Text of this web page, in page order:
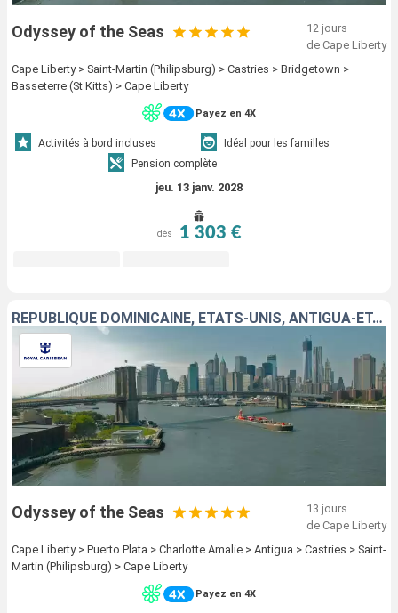
Odyssey of the Seas
12 jours
de Cape Liberty
Cape Liberty > Saint-Martin (Philipsburg) > Castries > Bridgetown >
Basseterre (St Kitts) > Cape Liberty
Payez en 4X
Activités à bord incluses
Idéal pour les familles
Pension complète
jeu. 13 janv. 2028
dès 1 303 €
RÉPUBLIQUE DOMINICAINE, ÉTATS-UNIS, ANTIGUA-ET-BARBUDA, SAINTE-LUCIE, SAINT-MARTIN
Odyssey of the Seas
13 jours
de Cape Liberty
Cape Liberty > Puerto Plata > Charlotte Amalie > Antigua > Castries > Saint-
Martin (Philipsburg) > Cape Liberty
Payez en 4X